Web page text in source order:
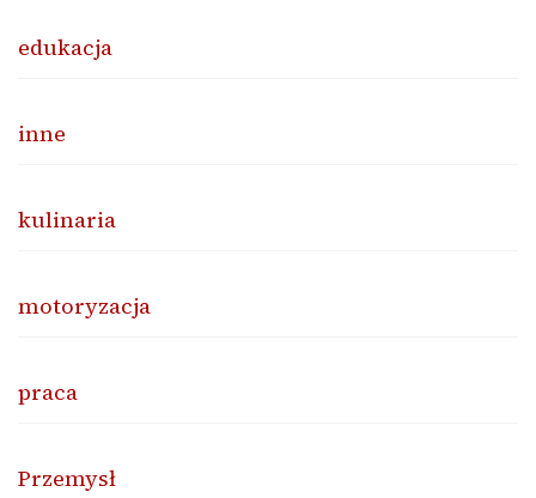
edukacja
inne
kulinaria
motoryzacja
praca
Przemysł